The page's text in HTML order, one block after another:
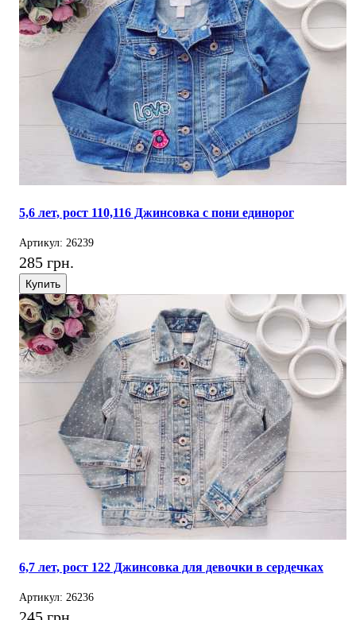
5,6 лет, рост 110,116 Джинсовка с пони единорог
Артикул: 26239
285 грн.
Купить
6,7 лет, рост 122 Джинсовка для девочки в сердечках
Артикул: 26236